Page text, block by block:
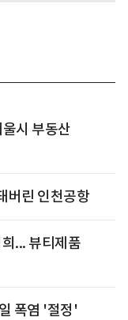
시 부동산
버린 인천공항
... 뷰티제품
폭염 '절정'